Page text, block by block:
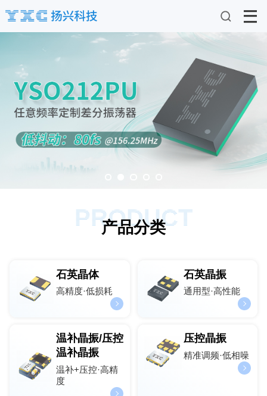
PRODUCT
产品分类
石英晶体
高精度·低损耗
石英晶振
通用型·高性能
温补晶振/压控
温补晶振
温补+压控·高精
度
压控晶振
精准调频·低相噪